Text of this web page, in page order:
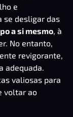
e
se desligar das
a si mesmo, à
No entanto,
revigorante,
adequada.
valiosas para
voltar ao